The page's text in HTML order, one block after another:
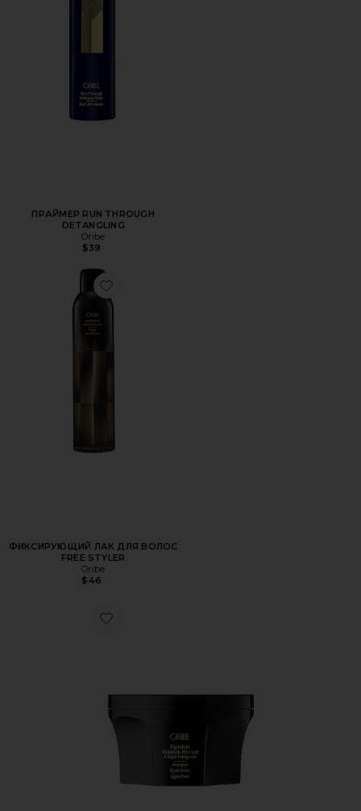
ПРАЙМЕР RUN THROUGH
DETANGLING
Oribe
$39
Favorite ФИКСИРУЮЩИЙ ЛАК ДЛЯ ВОЛОС FREE
ФИКСИРУЮЩИЙ ЛАК ДЛЯ ВОЛОС
FREE STYLER
Oribe
$46
Favorite УВЛАЖНЯЮЩАЯ МАСКА SIGNATURE